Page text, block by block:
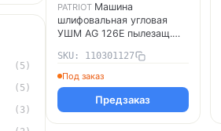
(5)
(5)
(3)
PATRIOT Машина
шлифовальная угловая
УШМ AG 126E пылезащ.
PATRIOT 110301127
SKU: 110301127
Под заказ
Предзаказ